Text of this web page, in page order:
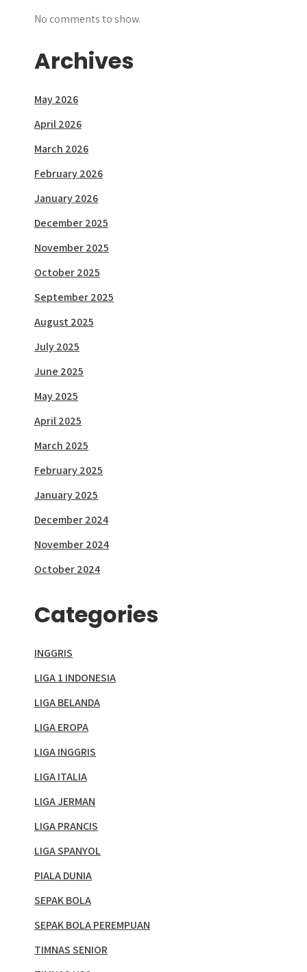
No comments to show.
Archives
May 2026
April 2026
March 2026
February 2026
January 2026
December 2025
November 2025
October 2025
September 2025
August 2025
July 2025
June 2025
May 2025
April 2025
March 2025
February 2025
January 2025
December 2024
November 2024
October 2024
Categories
INGGRIS
LIGA 1 INDONESIA
LIGA BELANDA
LIGA EROPA
LIGA INGGRIS
LIGA ITALIA
LIGA JERMAN
LIGA PRANCIS
LIGA SPANYOL
PIALA DUNIA
SEPAK BOLA
SEPAK BOLA PEREMPUAN
TIMNAS SENIOR